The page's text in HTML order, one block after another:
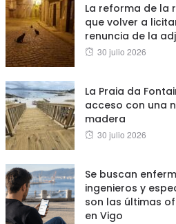
La reforma de la
que volver a
renuncia de la
Posted
30 julio 2026
La Praia da
acceso con una
madera
Posted
30 julio 2026
Se buscan
ingenieros y
son las últimas
en Vigo